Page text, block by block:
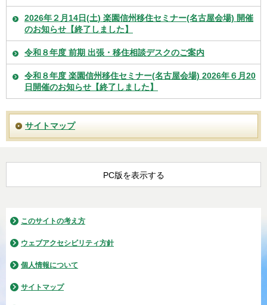
2026年２月14日(土) 楽園信州移住セミナー(名古屋会場) 開催
のお知らせ【終了しました】
令和８年度 前期 出張・移住相談デスクのご案内
令和８年度 楽園信州移住セミナー(名古屋会場) 2026年６月20
日開催のお知らせ【終了しました】
サイトマップ
PC版を表示する
このサイトの考え方
ウェブアクセシビリティ方針
個人情報について
サイトマップ